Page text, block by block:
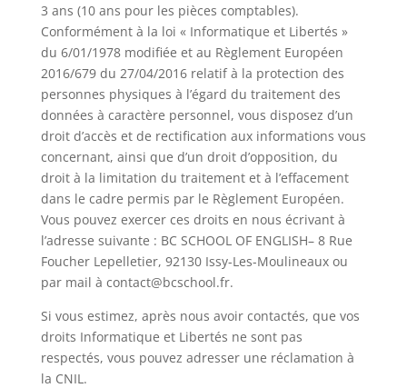
3 ans (10 ans pour les pièces comptables).
Conformément à la loi « Informatique et Libertés »
du 6/01/1978 modifiée et au Règlement Européen
2016/679 du 27/04/2016 relatif à la protection des
personnes physiques à l’égard du traitement des
données à caractère personnel, vous disposez d’un
droit d’accès et de rectification aux informations vous
concernant, ainsi que d’un droit d’opposition, du
droit à la limitation du traitement et à l’effacement
dans le cadre permis par le Règlement Européen.
Vous pouvez exercer ces droits en nous écrivant à
l’adresse suivante : BC SCHOOL OF ENGLISH– 8 Rue
Foucher Lepelletier, 92130 Issy-Les-Moulineaux ou
par mail à contact@bcschool.fr.
Si vous estimez, après nous avoir contactés, que vos
droits Informatique et Libertés ne sont pas
respectés, vous pouvez adresser une réclamation à
la CNIL.